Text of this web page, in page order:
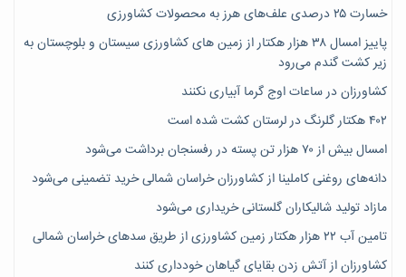
خسارت ۲۵ درصدی علف‌های هرز به محصولات کشاورزی
پاییز امسال ۳۸ هزار هکتار از زمین های کشاورزی سیستان و بلوچستان به
زیر کشت گندم می‌رود
کشاورزان در ساعات اوج گرما آبیاری نکنند
۴۰۲ هکتار گلرنگ در لرستان کشت شده است
امسال بیش از ۷۰ هزار تن پسته در رفسنجان برداشت می‌شود
دانه‌های روغنی کاملینا از کشاورزان خراسان شمالی خرید تضمینی می‌شود
مازاد تولید شالیکاران گلستانی خریداری می‌شود
تامین آب ۲۲ هزار هکتار زمین کشاورزی از طریق سدهای خراسان شمالی
کشاورزان از آتش زدن بقایای گیاهان خودداری کنند